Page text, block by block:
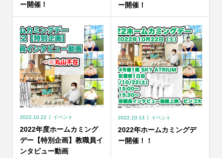
ー開催！
ー開催！
2022.10.22 イベント
2022年度ホームカミング
デー【特別企画】教職員イ
ンタビュー動画
2022.10.13 イベント
2022年ホームカミングデ
ー開催！！